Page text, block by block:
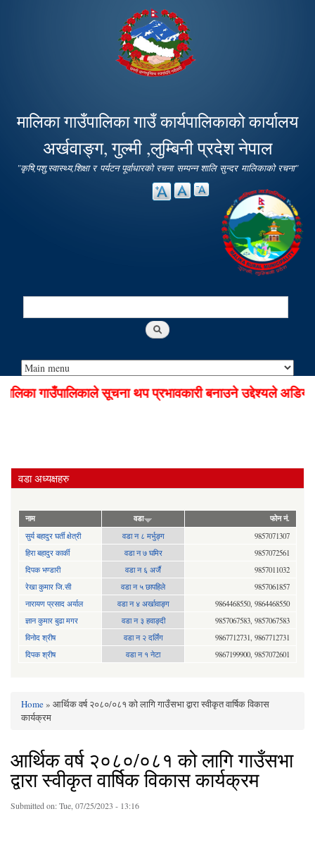
main
content
मालिका गाउँपालिका गाउँ कार्यपालिकाको कार्यालय
अर्खवाङ्ग, गुल्मी ,लुम्बिनी प्रदेश नेपाल
"कृषि,पशु,स्वास्थ्य,शिक्षा र पर्यटन पूर्वाधारको रचना सम्पन्न शालि सुन्दर मालिकाको रचना"
Search
गाउँपालिकाले सूचना थप प्रभावकारी बनाउने उद्देश्यले
वडा अध्यक्षहरु
नाम वडा फोन नं.
सुर्य बहादुर घर्ती क्षेत्री वडा न ८ मर्भुङ्ग
9857071307
हिरा बहादुर कार्की
वडा न ७ घमिर
9857072561
दिपक भण्डारी
वडा न ६ अर्जै
9857011032
रेखा कुमार जि.सी
वडा न ५ छापहिले
9857061857
नारायण प्रसाद अर्याल
वडा न‍ ४ अर्खावाङ्ग
9864468550, 9864468550
ज्ञान कुमार बुढा मगर
वडा न ३ हवाङ्दी
9857067583, 9857067583
विनोद श्रीष
वडा न २ दर्लिंग
9867712731, 9867712731
दिपक श्रीष
वडा न १ नेटा 9867199900, 9857072601
You are here
Home» आर्थिक वर्ष २०८०/०८१ को लागि गाउँसभा द्वारा स्वीकृत वार्षिक विकास
कार्यक्रम
आर्थिक वर्ष २०८०/०८१ को लागि गाउँसभा
द्वारा स्वीकृत वार्षिक विकास कार्यक्रम
Submitted on:Tue, 07/25/2023 - 13:16